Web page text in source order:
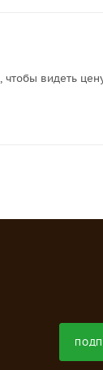
, чтобы видеть